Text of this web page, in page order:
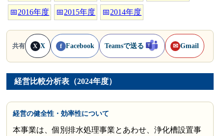
📅2016年度 📅2015年度 📅2014年度
共有 X X f Facebook Teamsで送る ✉ Gmail
経営比較分析表（2024年度）
経営の健全性・効率性について
本事業は、個別排水処理事業とあわせ、浄化槽設置事